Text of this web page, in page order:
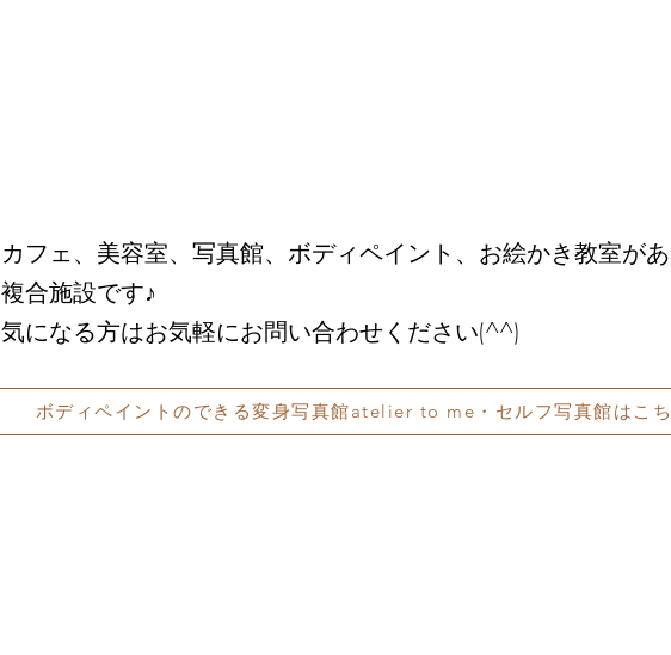
カフェ、美容室、写真館、ボディペイント、お絵かき教室が
複合施設です♪
​気になる方はお気軽にお問い合わせください(^^)
ボディペイントのできる変身写真館atelier to me・セルフ写真館はこ